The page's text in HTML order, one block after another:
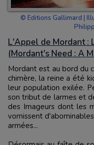
© Editions Gallimard |
L'Appel de Mordant :
(Mordant's Need : A
Mordant est au bord du chaos : Le Roi poursuit quelque folle
chimère, la reine a été
leur population exilée.
son tribut de larmes et
des Imageurs dont les
vomissent
armées...